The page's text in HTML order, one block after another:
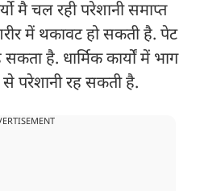
मै चल रही परेशानी समाप्त
में थकावट हो सकती है. पेट
है. धार्मिक कार्यों में भाग
परेशानी रह सकती है.